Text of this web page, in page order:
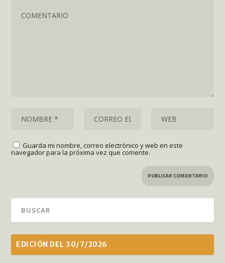
Guarda mi nombre, correo electrónico y web en este
navegador para la próxima vez que comente.
EDICIÓN DEL 30/7/2026